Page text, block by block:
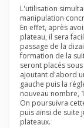
L'utilisation
manipulation
En effet, après
plateau, il sera
passage de la
formation de la
seront placés
ajoutant d'abord
gauche puis la
nouveau nombre,
On poursuivra
puis ainsi de suite
plateaux.